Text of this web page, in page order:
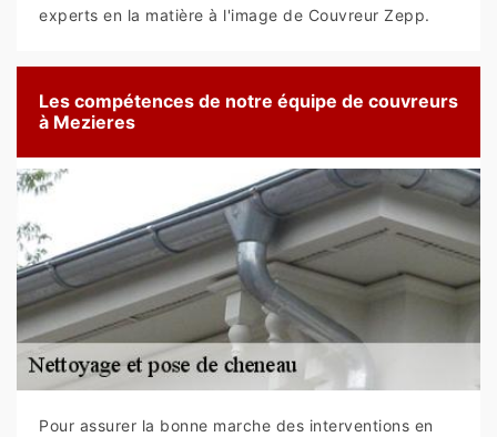
experts en la matière à l'image de Couvreur Zepp.
Les compétences de notre équipe de couvreurs
à Mezieres
Pour assurer la bonne marche des interventions en